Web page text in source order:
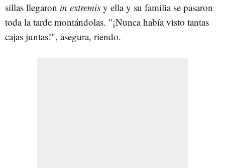
sillas llegaron in extremis y ella y su familia se pasaron
toda la tarde montándolas. "¡Nunca había visto tantas
cajas juntas!", asegura, riendo.